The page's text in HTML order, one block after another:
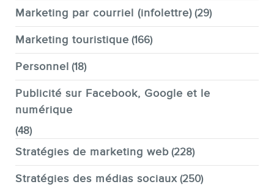
Marketing par courriel (infolettre) (29)
Marketing touristique (166)
Personnel (18)
Publicité sur Facebook, Google et le
numérique
(48)
Stratégies de marketing web (228)
Stratégies des médias sociaux (250)